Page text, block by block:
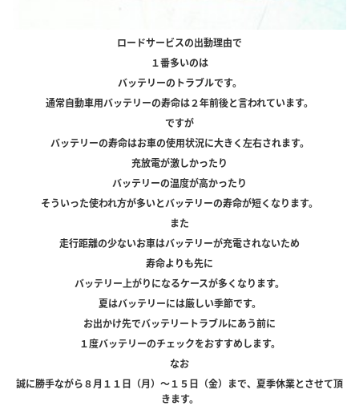
ロードサービスの出動理由で
１番多いのは
バッテリーのトラブルです。
通常自動車用バッテリーの寿命は２年前後と言われています。
ですが
バッテリーの寿命はお車の使用状況に大きく左右されます。
充放電が激しかったり
バッテリーの温度が高かったり
そういった使われ方が多いとバッテリーの寿命が短くなります。
また
走行距離の少ないお車はバッテリーが充電されないため
寿命よりも先に
バッテリー上がりになるケースが多くなります。
夏はバッテリーには厳しい季節です。
お出かけ先でバッテリートラブルにあう前に
１度バッテリーのチェックをおすすめします。
なお
誠に勝手ながら８月１１日（月）～１５日（金）まで、夏季休業とさせて頂
きます。